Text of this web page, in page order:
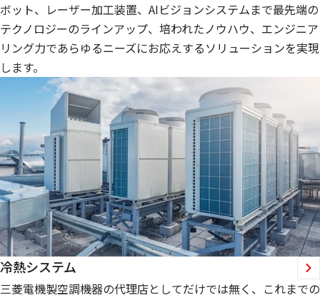
ボット、レーザー加工装置、AIビジョンシステムまで最先端の
テクノロジーのラインアップ、培われたノウハウ、エンジニア
リング力であらゆるニーズにお応えするソリューションを実現
します。
冷熱システム
三菱電機製空調機器の代理店としてだけでは無く、これまでの